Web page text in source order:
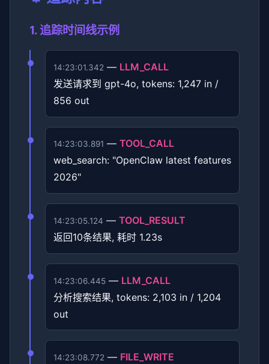
1. 追踪时间线示例
14:23:01.342 — LLM_CALL
发送请求到 gpt-4o, tokens: 1,247 in /
856 out
14:23:03.891 — TOOL_CALL
web_search: "OpenClaw latest features
2026"
14:23:05.124 — TOOL_RESULT
返回10条结果, 耗时 1.23s
14:23:06.445— LLM_CALL
分析搜索结果, tokens: 2,103 in / 1,204
out
14:23:08.772— FILE_WRITE